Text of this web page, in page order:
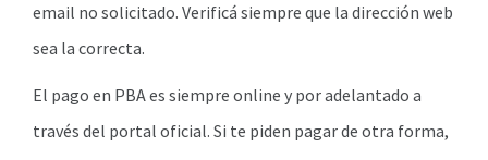
email no solicitado. Verificá siempre que la dirección web
sea la correcta.
El pago en PBA es siempre online y por adelantado a
través del portal oficial. Si te piden pagar de otra forma,